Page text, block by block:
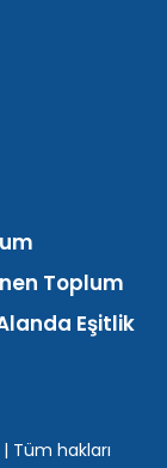
Toplum
Eşitlik
Tüm hakları